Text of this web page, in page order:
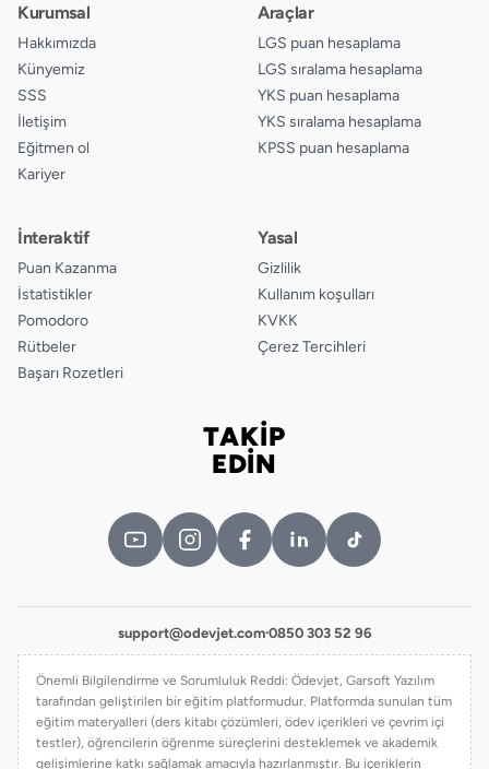
Kurumsal
Hakkımızda
Künyemiz
SSS
İletişim
Eğitmen ol
Kariyer
Araçlar
LGS puan hesaplama
LGS sıralama hesaplama
YKS puan hesaplama
YKS sıralama hesaplama
KPSS puan hesaplama
İnteraktif
Puan Kazanma
İstatistikler
Pomodoro
Rütbeler
Başarı Rozetleri
Yasal
Gizlilik
Kullanım koşulları
KVKK
Çerez Tercihleri
TAKİP
EDİN
support@odevjet.com·0850 303 52 96
Önemli Bilgilendirme ve Sorumluluk Reddi: Ödevjet, Garsoft Yazılım
tarafından geliştirilen bir eğitim platformudur. Platformda sunulan tüm
eğitim materyalleri (ders kitabı çözümleri, ödev içerikleri ve çevrim içi
testler), öğrencilerin öğrenme süreçlerini desteklemek ve akademik
gelişimlerine katkı sağlamak amacıyla hazırlanmıştır. Bu içeriklerin